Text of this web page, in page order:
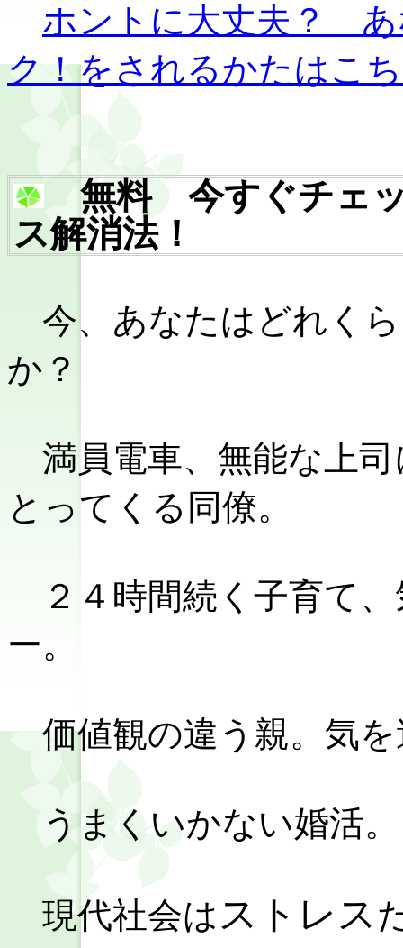
ホントに大丈夫？ あ
ク！をされるかたはこ
無料 今すぐチェッ
ス解消法！
今、あなたはどれく
か？
満員電車、無能な上
とってくる同僚。
２４時間続く子育て
ー。
価値観の違う親。気を
うまくいかない婚活。
現代社会は ストレス